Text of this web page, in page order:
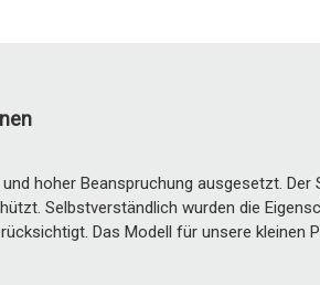
hoher Beanspruchung ausgesetzt.
Selbstverständlich wurden die
Das Modell für unsere kleinen